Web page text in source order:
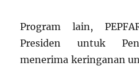
Program lain,
Presiden untuk
menerima keringanan